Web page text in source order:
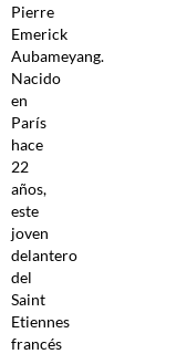
Pierre
Emerick
Aubameyang.
Nacido
en
París
hace
22
años,
este
joven
delantero
del
Saint
Etiennes
francés